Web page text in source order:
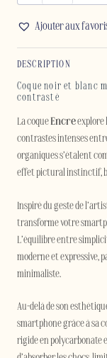
ENCRE
-
IPHONE
Ajouter aux
DESCRIPTION
Coque noir et blanc
contrasté
La coqueEncreexplore
contrastes intenses
organiques s’étalent
effet pictural instinctif,
Inspiré du geste de
transforme votre
L’équilibre entre
moderne et expressive,
minimaliste.
Au-delà de son
smartphone grâce à sa
rigide en polycarbonate